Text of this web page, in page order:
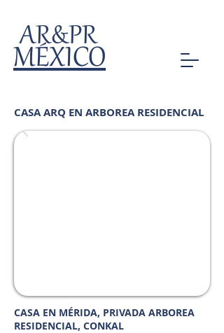
MÉXICO
AR&PR
CASA ARQ EN ARBOREA RESIDENCIAL
CASA EN MÉRIDA, PRIVADA ARBOREA
RESIDENCIAL, CONKAL